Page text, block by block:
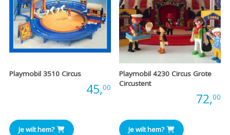
Playmobil 3510 Circus
45,00
Je wilt hem?
Playmobil 4230 Circus Grote
Circustent
72,00
Je wilt hem?